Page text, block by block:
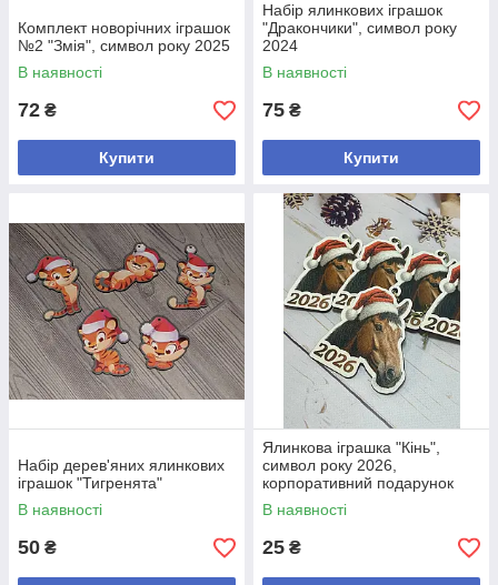
Комплект новорічних іграшок
№2 "Змія", символ року 2025
В наявності
72 ₴
Купити
Набір ялинкових іграшок
"Дракончики", символ року
2024
В наявності
75 ₴
Купити
Набір дерев'яних ялинкових
іграшок "Тигренята"
В наявності
50 ₴
Ялинкова іграшка "Кінь",
символ року 2026,
корпоративний подарунок
В наявності
25 ₴